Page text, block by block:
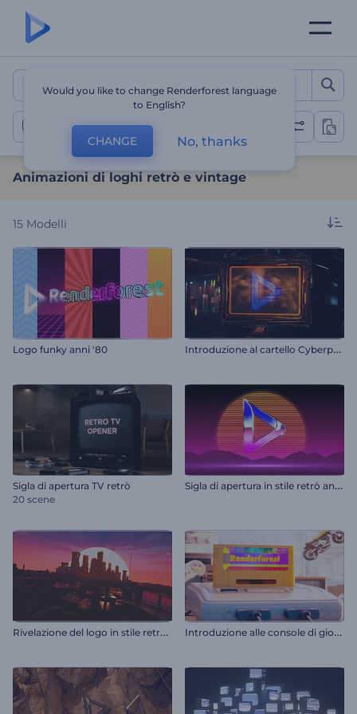
Animazioni di loghi retrò
Rivelazioni retrò
Animazioni di loghi retrò e vintage
15 Modelli
Logo funky anni '80 I
ntroduzione al cartello Cyberpunk
Sigla di apertura TV retrò
20 scene
S
igla di apertura in stile retrò anni '80
R
ivelazione del logo in stile retro-futuristico I
ntroduzione alle console di gioco retrò
Would you like to change Renderforest language
to English?
CHANGE No, thanks